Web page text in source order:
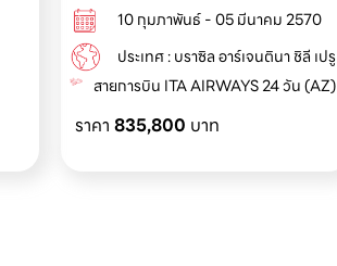
10 กุมภาพันธ์ - 05 มีนาคม 2570
ประเทศ : บราซิล อาร์เจนตินา ชิลี เปรู
สายการบิน ITA AIRWAYS 24 วัน (AZ)
ราคา 835,800 บาท